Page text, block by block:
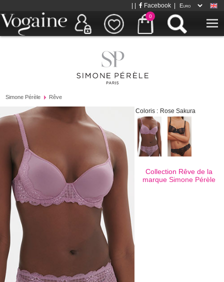
0
Facebook
Simone Pérèle Rêve
Coloris : Rose Sakura
Collection Rêve de la
marqueSimone Pérèle